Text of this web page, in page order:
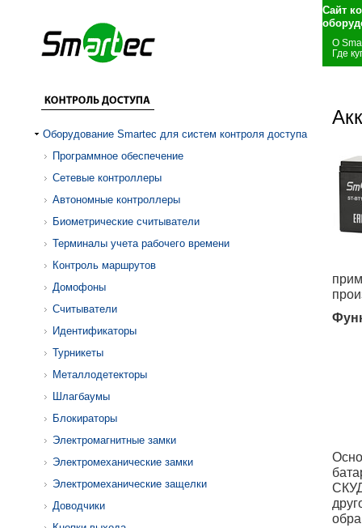
Сайт
О
Где
Оборудование Smartec для систем контроля доступа
Программное обеспечение
Сетевые контроллеры
Автономные контроллеры
Биометрические считыватели
Терминалы учета рабочего времени
Контроль маршрутов
Домофоны
Считыватели
Идентификаторы
Турникеты
Металлодетекторы
Шлагбаумы
Блокираторы
Электромагнитные замки
Электромеханические замки
Электромеханические защелки
Доводчики